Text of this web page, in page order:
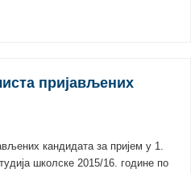
пријављених
кандидата за пријем у 1.
школске 2015/16. године по